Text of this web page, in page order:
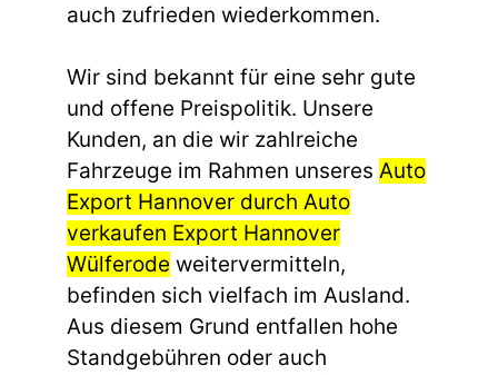
auch zufrieden wiederkommen.
Wir sind bekannt für eine sehr gute
und offene Preispolitik. Unsere
Kunden, an die wir zahlreiche
Fahrzeuge im Rahmen unseres Auto
Export Hannover durch Auto
verkaufen Export Hannover
Wülferode weitervermitteln,
befinden sich vielfach im Ausland.
Aus diesem Grund entfallen hohe
Standgebühren oder auch